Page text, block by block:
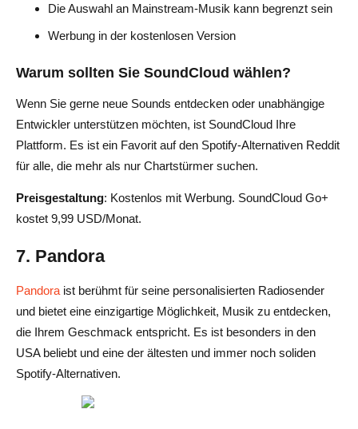
Die Auswahl an Mainstream-Musik kann begrenzt sein
Werbung in der kostenlosen Version
Warum sollten Sie SoundCloud wählen?
Wenn Sie gerne neue Sounds entdecken oder unabhängige
Entwickler unterstützen möchten, ist SoundCloud Ihre
Plattform. Es ist ein Favorit auf den Spotify-Alternativen Reddit
für alle, die mehr als nur Chartstürmer suchen.
Preisgestaltung: Kostenlos mit Werbung. SoundCloud Go+
kostet 9,99 USD/Monat.
7. Pandora
Pandora ist berühmt für seine personalisierten Radiosender
und bietet eine einzigartige Möglichkeit, Musik zu entdecken,
die Ihrem Geschmack entspricht. Es ist besonders in den
USA beliebt und eine der ältesten und immer noch soliden
Spotify-Alternativen.